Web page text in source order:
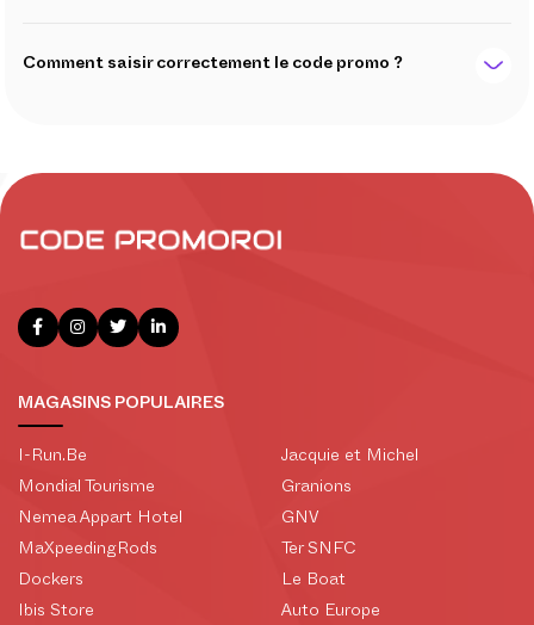
Comment saisir correctement le code promo ?
MAGASINS POPULAIRES
I-Run.Be
Mondial Tourisme
Nemea Appart Hotel
MaXpeedingRods
Dockers
Ibis Store
Jacquie et Michel
Granions
GNV
Ter SNFC
Le Boat
Auto Europe